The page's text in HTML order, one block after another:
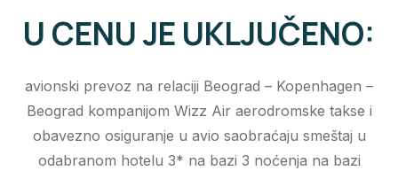
U CENU JE UKLJUČENO:
avionski prevoz na relaciji Beograd – Kopenhagen –
Beograd kompanijom Wizz Air aerodromske takse i
obavezno osiguranje u avio saobraćaju smeštaj u
odabranom hotelu 3* na bazi 3 noćenja na bazi